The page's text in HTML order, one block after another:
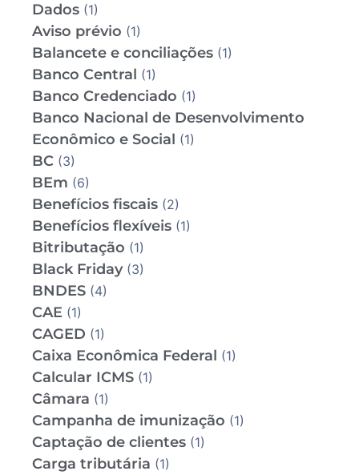
Dados (1)
Aviso prévio (1)
Balancete e conciliações (1)
Banco Central (1)
Banco Credenciado (1)
Banco Nacional de Desenvolvimento
Econômico e Social (1)
BC (3)
BEm (6)
Benefícios fiscais (2)
Benefícios flexíveis (1)
Bitributação (1)
Black Friday(3)
BNDES (4)
CAE (1)
CAGED (1)
Caixa Econômica Federal (1)
Calcular ICMS (1)
Câmara (1)
Campanha de imunização (1)
Captação de clientes (1)
Carga tributária (1)